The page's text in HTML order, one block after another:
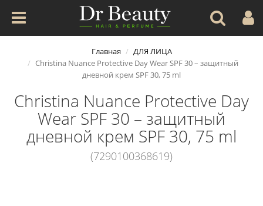
Главная
ДЛЯ ЛИЦА
Christina Nuance Protective Day Wear SPF 30 – защитный
дневной крем SPF 30, 75 ml
Christina Nuance Protective Day
Wear SPF 30 – защитный
дневной крем SPF 30, 75 ml
(7290100368619)